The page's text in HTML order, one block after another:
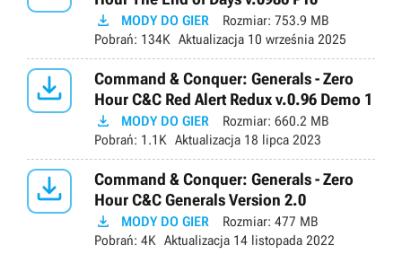
 MODY DO GIER Rozmiar: 753.9 MB
Pobrań: 134K Aktualizacja 10 września 2025

Command & Conquer: Generals - Zero
Hour C&C Red Alert Redux v.0.96 Demo 1
 MODY DO GIER Rozmiar: 660.2 MB
Pobrań: 1.1K Aktualizacja 18 lipca 2023

Command & Conquer: Generals - Zero
Hour C&C Generals Version 2.0
 MODY DO GIER Rozmiar: 477 MB
Pobrań: 4K Aktualizacja 14 listopada 2022